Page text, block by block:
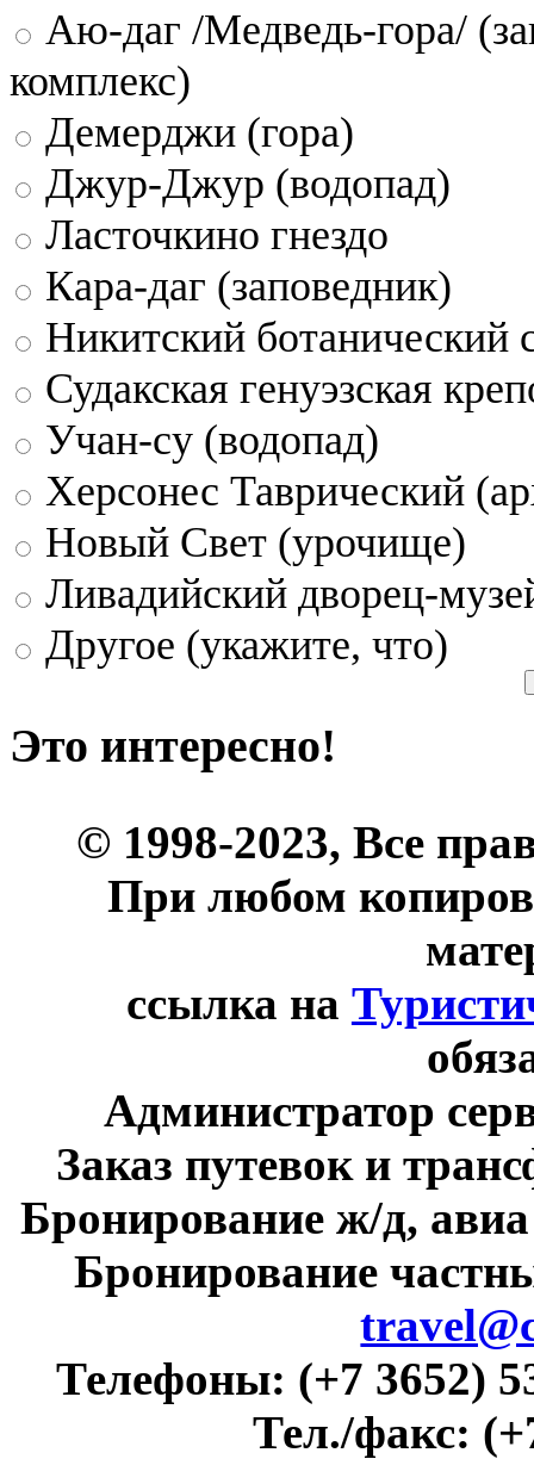
Аю-даг /Медведь-гора/
комплекс)
Демерджи (гора)
Джур-Джур (водопад)
Ласточкино гнездо
Кара-даг (заповедник)
Никитский ботанический
Судакская генуэзская
Учан-су (водопад)
Херсонес Таврический
Новый Свет (урочище)
Ливадийский дворец-
Другое (укажите, что)
Это интересно!
© 1998-2023, Все
При любом
ссылка на
Администратор
Заказ путевок и
Бронирование ж/д,
Бронирование
Телефоны: (+7 3652)
Тел./факс: